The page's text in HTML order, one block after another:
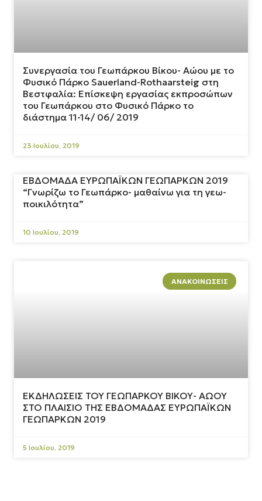
Συνεργασία του Γεωπάρκου Βίκου- Αώου με το
Φυσικό Πάρκο Sauerland-Rothaarsteig στη
Βεστφαλία: Επίσκεψη εργασίας εκπροσώπων
του Γεωπάρκου στο Φυσικό Πάρκο το
διάστημα 11-14/ 06/ 2019
23 Ιουλίου, 2019
ΕΒΔΟΜΑΔΑ ΕΥΡΩΠΑΪΚΩΝ ΓΕΩΠΑΡΚΩΝ 2019
“Γνωρίζω το Γεωπάρκο- μαθαίνω για τη γεω-
ποικιλότητα”
10 Ιουλίου, 2019
ΑΝΑΚΟΙΝΏΣΕΙΣ
ΕΚΔΗΛΩΣΕΙΣ ΤΟΥ ΓΕΩΠΑΡΚΟΥ ΒΙΚΟΥ- ΑΩΟΥ
ΣΤΟ ΠΛΑΙΣΙΟ ΤΗΣ ΕΒΔΟΜΑΔΑΣ ΕΥΡΩΠΑΪΚΩΝ
ΓΕΩΠΑΡΚΩΝ 2019
5 Ιουλίου, 2019